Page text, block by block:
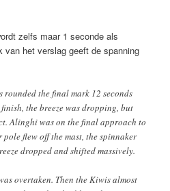
zelfs maar 1 seconde als
het verslag geeft de spanning
the final mark 12 seconds
the breeze was dropping, but
Alinghi was on the final approach to
flew off the mast, the spinnaker
dropped and shifted massively.
overtaken. Then the Kiwis almost